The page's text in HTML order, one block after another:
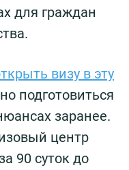
для граждан
визу в эту
подготовиться
заранее.
центр
90 суток до